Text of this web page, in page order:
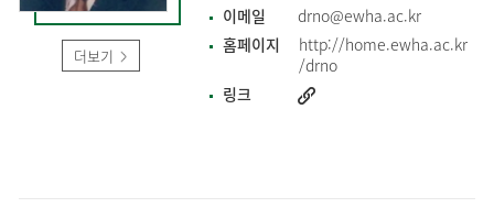
더보기
이메일
drno@ewha.ac.kr
홈페이지
http://home.ewha.ac.kr
/drno
링크